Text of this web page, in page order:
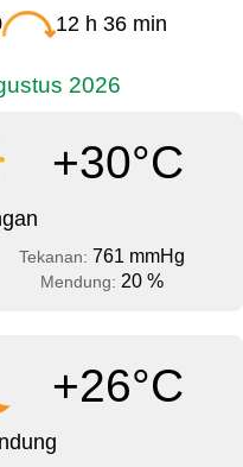
12 h 36 min
2026
+30°C
Tekanan: 761 mmHg
Mendung: 20 %
+26°C